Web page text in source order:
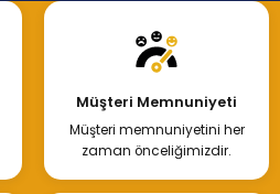
Müşteri Memnuniyeti
Müşteri memnuniyetini her
zaman önceliğimizdir.